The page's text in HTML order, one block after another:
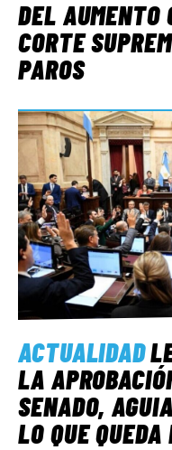
DEL AUMENTO
CORTE
PAROS
ACTUALIDAD
LA
SENADO,
LO QUE